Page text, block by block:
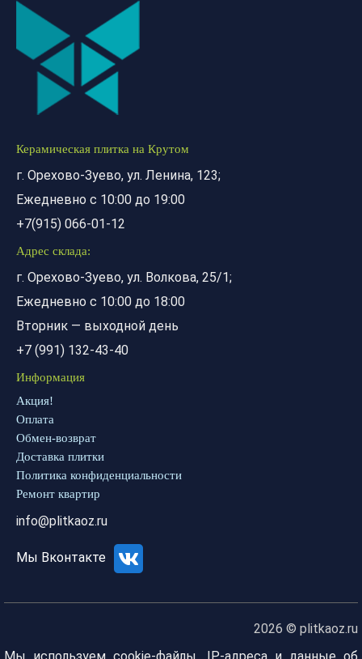
Керамическая плитка на Крутом
г. Орехово-Зуево, ул. Ленина, 123;
Ежедневно с 10:00 до 19:00
+7(915) 066-01-12
Адрес склада:
г. Орехово-Зуево, ул. Волкова, 25/1;
Ежедневно с 10:00 до 18:00
Вторник — выходной день
+7 (991) 132-43-40
Информация
Акция!
Оплата
Обмен-возврат
Доставка плитки
Политика конфиденциальности
Ремонт квартир
info@plitkaoz.ru
Мы Вконтакте
2026 © plitkaoz.ru